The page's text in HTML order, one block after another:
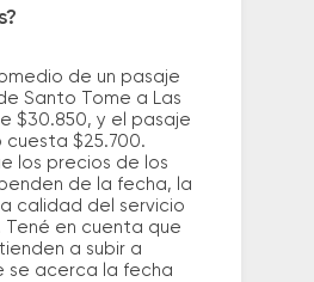
de un pasaje
Santo Tome a Las
$30.850, y el pasaje
$25.700.
los precios de los
de la fecha, la
calidad del servicio
Tené en cuenta que
a subir a
se acerca la fecha